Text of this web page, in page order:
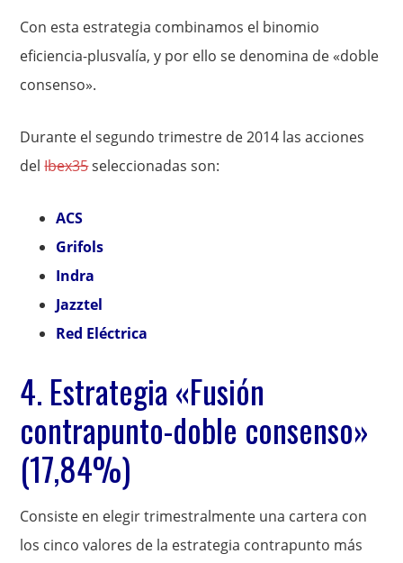
Con esta estrategia combinamos el binomio
eficiencia-plusvalía, y por ello se denomina de «doble
consenso».
Durante el segundo trimestre de 2014 las acciones
delIbex35seleccionadas son:
ACS
Grifols
Indra
Jazztel
Red Eléctrica
4. Estrategia «Fusión
contrapunto-doble consenso»
(17,84%)
Consiste en elegir trimestralmente una cartera con
los cinco valores de la estrategia contrapunto más